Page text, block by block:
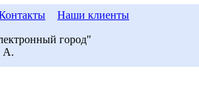
Наши клиенты
город"
А.